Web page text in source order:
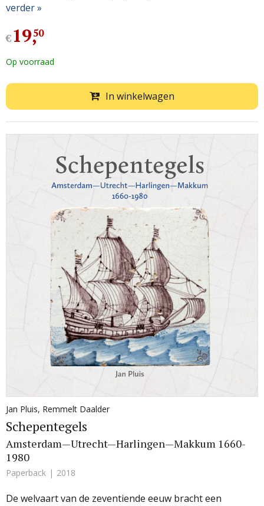
verder »
€19,
50
Op voorraad
In winkelwagen
Jan Pluis, Remmelt Daalder
Schepentegels
Amsterdam—Utrecht—Harlingen—Makkum 1660-
1980
Paperback 2018
De welvaart van de zeventiende eeuw bracht een